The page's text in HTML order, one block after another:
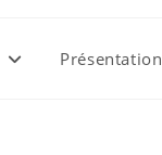
Présentation